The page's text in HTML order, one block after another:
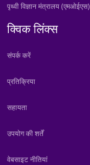
पृथ्वी विज्ञान मंत्रालय (एमओईएस)
क्विक लिंक्स
संपर्क करें
प्रतिक्रिया
सहायता
उपयोग की शर्तें
वेबसाइट नीतियां